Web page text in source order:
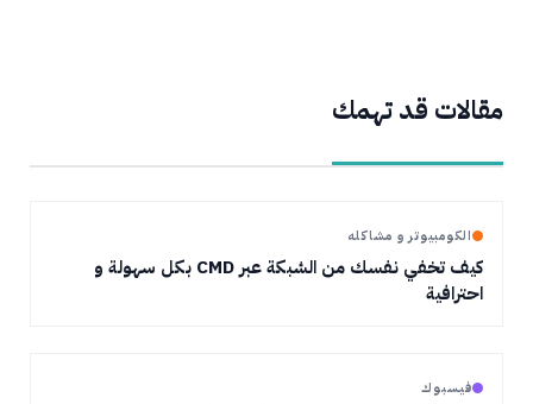
مقالات قد تهمك
الكومبيوتر و مشاكله
كيف تخفي نفسك من الشبكة عبر CMD بكل سهولة و
احترافية
فيسبوك